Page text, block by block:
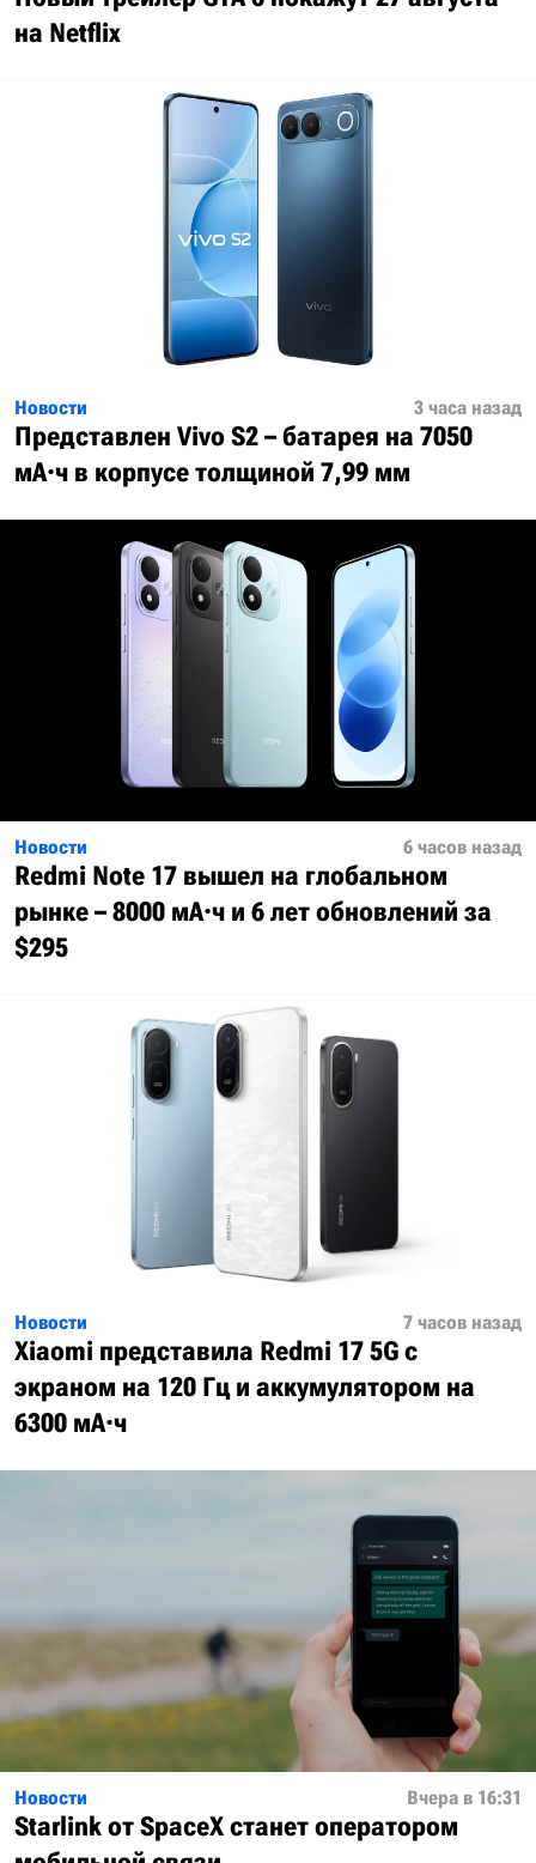
на Netflix
Новости 3 часа назад
Представлен Vivo S2 – батарея на 7050
мА·ч в корпусе толщиной 7,99 мм
Новости 6 часов назад
Redmi Note 17 вышел на глобальном
рынке – 8000 мА·ч и 6 лет обновлений за
$295
Новости 7 часов назад
Xiaomi представила Redmi 17 5G с
экраном на 120 Гц и аккумулятором на
6300 мА·ч
Новости Вчера в 16:31
Starlink от SpaceX станет оператором